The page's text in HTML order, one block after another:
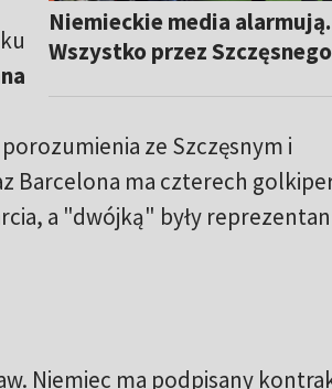
Niemieckie media alarmują.
Wszystko przez Szczęsnego
ze Szczęsnym i
Barcelona ma czterech
a "dwójką" były
Niemiec ma podpisany